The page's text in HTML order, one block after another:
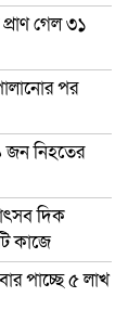
গেল ৩১
পর
জন নিহতের
দিক
কাজে
পাচ্ছে ৫ লাখ